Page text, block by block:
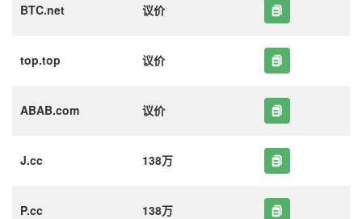
BTC.net 议价
top.top 议价
ABAB.com 议价
J.cc 138万
P.cc 138万